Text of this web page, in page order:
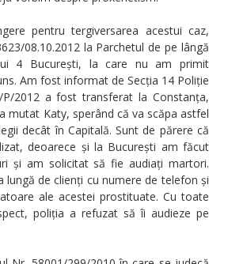
pentru tergiversarea acestui caz,
08.10.2012 la Parchetul de pe lângă
4 București, la care nu am primit
Am fost informat de Secția 14 Poliție
2012 a fost transferat la Constanța,
mutat Katy, sperând că va scăpa astfel
decât în Capitală. Sunt de părere că
deoarece și la București am făcut
și am solicitat să fie audiați martori.
lungă de clienți cu numere de telefon și
ale acestei prostituate. Cu toate
poliția a refuzat să îi audieze pe